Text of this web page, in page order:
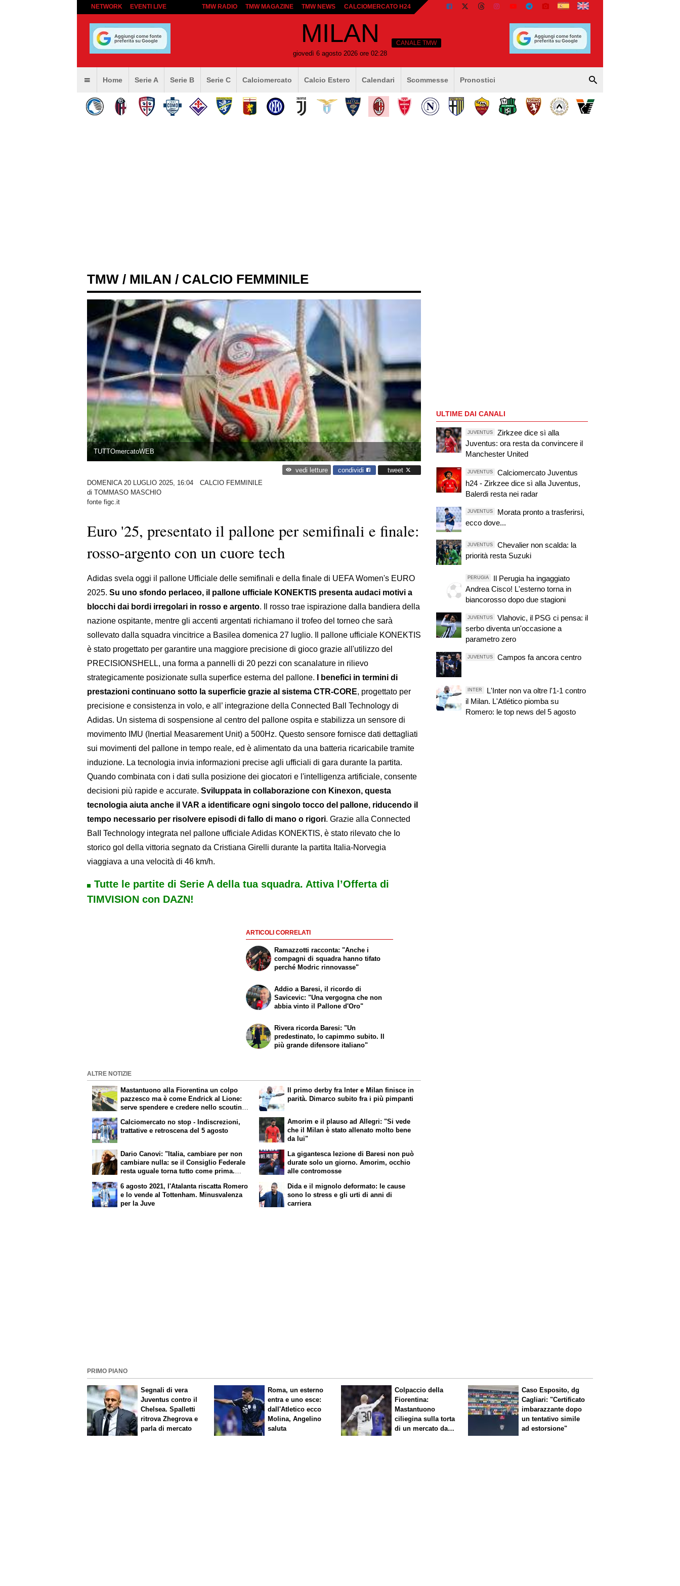
NETWORK EVENTI LIVE TMW RADIO TMW MAGAZINE TMW NEWS CALCIOMERCATO H24
MILAN
giovedì 6 agosto 2026 ore 02:28
CANALE TMW
Home Serie A Serie B Serie C Calciomercato Calcio Estero Calendari Scommesse Pronostici
TMW / MILAN / CALCIO FEMMINILE
TUTTOmercatoWEB
vedi letture condividi
tweet
DOMENICA 20 LUGLIO 2025, 16:04
CALCIO FEMMINILE
di TOMMASO MASCHIO
fonte figc.it
Euro '25, presentato il pallone per semifinali e finale:
rosso-argento con un cuore tech
Adidas svela oggi il pallone Ufficiale delle semifinali e della finale di UEFA Women's EURO
2025. Su uno sfondo perlaceo, il pallone ufficiale KONEKTIS presenta audaci motivi a
blocchi dai bordi irregolari in rosso e argento. Il rosso trae ispirazione dalla bandiera della
nazione ospitante, mentre gli accenti argentati richiamano il trofeo del torneo che sarà
sollevato dalla squadra vincitrice a Basilea domenica 27 luglio. Il pallone ufficiale KONEKTIS
è stato progettato per garantire una maggiore precisione di gioco grazie all'utilizzo del
PRECISIONSHELL, una forma a pannelli di 20 pezzi con scanalature in rilievo
strategicamente posizionate sulla superfice esterna del pallone.
I benefici in termini di
prestazioni continuano sotto la superficie grazie al sistema CTR-CORE, progettato per
precisione e consistenza in volo, e all’ integrazione della Connected Ball Technology di
Adidas. Un sistema di sospensione al centro del pallone ospita e stabilizza un sensore di
movimento IMU (Inertial Measarement Unit) a 500Hz. Questo sensore fornisce dati dettagliati
sui movimenti del pallone in tempo reale, ed è alimentato da una batteria ricaricabile tramite
induzione. La tecnologia invia informazioni precise agli ufficiali di gara durante la partita.
Quando combinata con i dati sulla posizione dei giocatori e l'intelligenza artificiale, consente
decisioni più rapide e accurate. Sviluppata in collaborazione con Kinexon, questa
tecnologia aiuta anche il VAR a identificare ogni singolo tocco del pallone, riducendo il
tempo necessario per risolvere episodi di fallo di mano o rigori. Grazie alla Connected
BaII Technology integrata nel pallone ufficiale Adidas KONEKTIS, è stato rilevato che Io
storico gol della vittoria segnato da Cristiana Girelli durante la partita Italia-Norvegia
viaggiava a una velocità di 46 km/h.
Tutte le partite di Serie A della tua squadra. Attiva l’Offerta di
TIMVISION con DAZN!
ARTICOLI CORRELATI
Ramazzotti racconta: "Anche i
compagni di squadra hanno tifato
perché Modric rinnovasse"
Addio a Baresi, il ricordo di
Savicevic: "Una vergogna che non
abbia vinto il Pallone d'Oro"
Rivera ricorda Baresi: "Un
predestinato, lo capimmo subito. Il
più grande difensore italiano"
ALTRE NOTIZIE
Mastantuono alla Fiorentina un colpo
pazzesco ma è come Endrick al Lione:
serve spendere e credere nello scouting
attenzione perché qualcosa sta
cambiando davvero
Calciomercato no stop - Indiscrezioni,
trattative e retroscena del 5 agosto
Il primo derby fra Inter e Milan finisce in
parità. Dimarco subito fra i più pimpanti
Amorim e il plauso ad Allegri: "Si vede
che il Milan è stato allenato molto bene
da lui"
Dario Canovi: "Italia, cambiare per non
cambiare nulla: se il Consiglio Federale
resta uguale torna tutto come prima.
6 agosto 2021, l'Atalanta riscatta Romero
e lo vende al Tottenham. Minusvalenza
per la Juve
La gigantesca lezione di Baresi non può
durate solo un giorno. Amorim, occhio
alle contromosse
Dida e il mignolo deformato: le cause
sono lo stress e gli urti di anni di
carriera
ULTIME DAI CANALI
JUVENTUS
Zirkzee dice sì alla
Juventus: ora resta da convincere il
Manchester United
JUVENTUS
Calciomercato Juventus
h24 - Zirkzee dice sì alla Juventus,
Balerdi resta nei radar
JUVENTUS
Morata pronto a trasferirsi,
ecco dove...
JUVENTUS
Chevalier non scalda: la
priorità resta Suzuki
PERUGIA
Il Perugia ha ingaggiato
Andrea Cisco! L'esterno torna in
biancorosso dopo due stagioni
JUVENTUS
Vlahovic, il PSG ci pensa: il
serbo diventa un'occasione a
parametro zero
JUVENTUS Campos fa ancora centro
INTER
L'Inter non va oltre l'1-1 contro
il Milan. L'Atlético piomba su
Romero: le top news del 5 agosto
PRIMO PIANO
Segnali di vera
Juventus contro il
Chelsea. Spalletti
ritrova Zhegrova e
parla di mercato
Roma, un esterno
entra e uno esce:
dall'Atletico ecco
Molina, Angelino
saluta
Colpaccio della
Fiorentina:
Mastantuono
ciliegina sulla torta
di un mercato da
Caso Esposito, dg
Cagliari: "Certificato
imbarazzante dopo
un tentativo simile
ad estorsione"